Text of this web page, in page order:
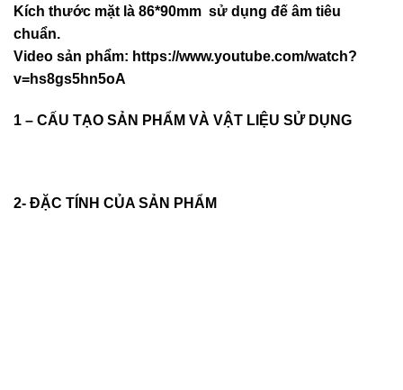
Kích thước mặt là 86*90mm sử dụng đế âm tiêu
chuẩn.
Video sản phẩm: https://www.youtube.com/watch?
v=hs8gs5hn5oA
1 – CẤU TẠO SẢN PHẨM VÀ VẬT LIỆU SỬ DỤNG
2- ĐẶC TÍNH CỦA SẢN PHẨM